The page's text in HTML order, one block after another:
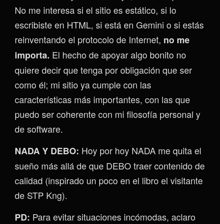
No me interesa si el sitio es estático, si lo
escribiste en HTML, si está en Gemini o si estás
reinventando el protocolo de Internet, no me
importa. El hecho de apoyar algo bonito no
quiere decir que tenga por obligación que ser
como él; mi sitio ya cumple con las
características más importantes, con las que
puedo ser coherente con mi filosofía personal y
de software.
NADA Y DEBO: Hoy por hoy NADA me quita el
sueño más allá de que DEBO traer contenido de
calidad (inspirado un poco en el libro el visitante
de STP Kng).
PD: Para evitar situaciones incómodas, aclaro